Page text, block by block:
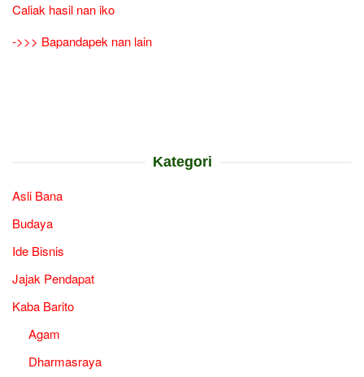
Caliak hasil nan iko
->>> Bapandapek nan lain
Kategori
Asli Bana
Budaya
Ide Bisnis
Jajak Pendapat
Kaba Barito
Agam
Dharmasraya